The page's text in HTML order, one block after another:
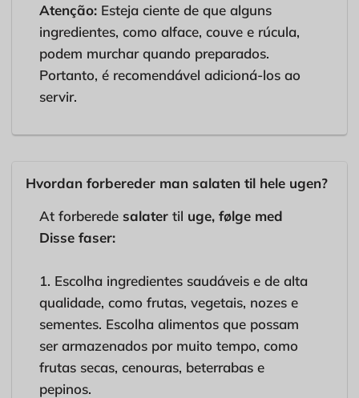
Atenção: Esteja ciente de que alguns
ingredientes, como alface, couve e rúcula,
podem murchar quando preparados.
Portanto, é recomendável adicioná-los ao
servir.
Hvordan forbereder man salaten til hele ugen?
At forberede salater til uge, følge med
Disse faser:
1. Escolha ingredientes saudáveis ​​e de alta
qualidade, como frutas, vegetais, nozes e
sementes. Escolha alimentos que possam
ser armazenados por muito tempo, como
frutas secas, cenouras, beterrabas e
pepinos.